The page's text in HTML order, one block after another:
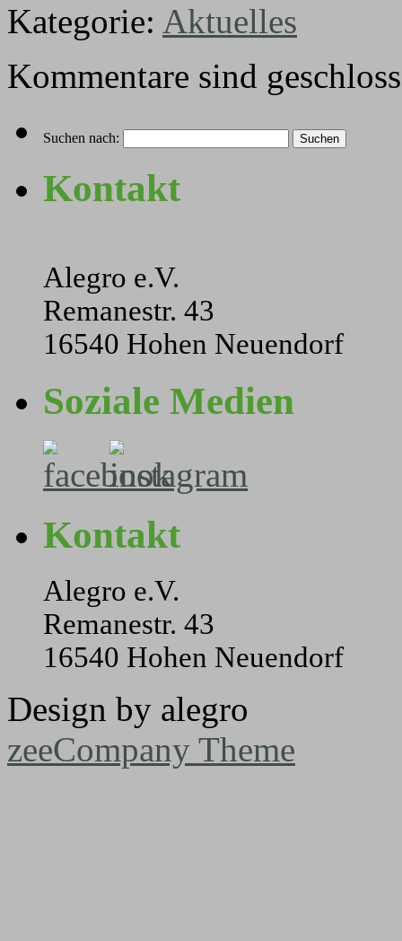
Kategorie: Aktuelles
Kommentare sind
Suchen nach:
Kontakt
Alegro e.V.
Remanestr. 43
16540 Hohen Neuendorf
Soziale Medien
Kontakt
Alegro e.V.
Remanestr. 43
16540 Hohen Neuendorf
Design by alegro
zeeCompany Theme